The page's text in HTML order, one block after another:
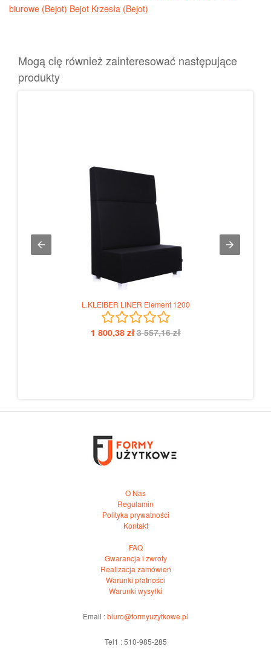
biurowe (Bejot) Bejot Krzesła (Bejot)
Mogą cię również zainteresować następujące
produkty
L.KLEIBER LINER Element 1200
1 800,38 zł3 557,16 zł
O Nas
Regulamin
Polityka prywatności
Kontakt
FAQ
Gwarancja i zwroty
Realizacja zamówień
Warunki płatności
Warunki wysyłki
Email :biuro@formyuzytkowe.pl
Tel1 : 510-985-285